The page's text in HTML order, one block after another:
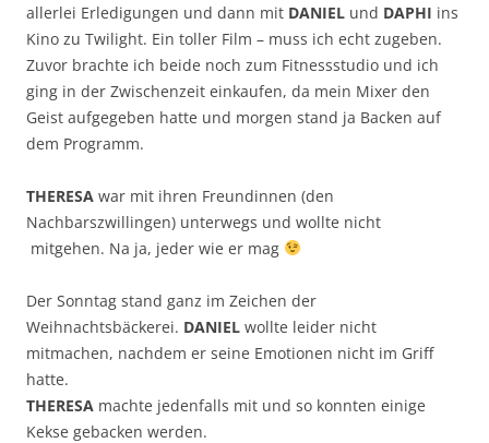
allerlei Erledigungen und dann mit DANIEL und DAPHI ins
Kino zu Twilight. Ein toller Film – muss ich echt zugeben.
Zuvor brachte ich beide noch zum Fitnessstudio und ich
ging in der Zwischenzeit einkaufen, da mein Mixer den
Geist aufgegeben hatte und morgen stand ja Backen auf
dem Programm.
THERESA war mit ihren Freundinnen (den
Nachbarszwillingen) unterwegs und wollte nicht
mitgehen. Na ja, jeder wie er mag
Der Sonntag stand ganz im Zeichen der
Weihnachtsbäckerei. DANIEL wollte leider nicht
mitmachen, nachdem er seine Emotionen nicht im Griff
hatte.
THERESA machte jedenfalls mit und so konnten einige
Kekse gebacken werden.